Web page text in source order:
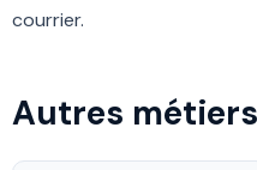
courrier.
Autres